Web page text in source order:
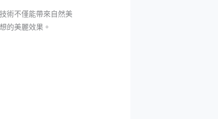
術不僅能帶來自然美
的美麗效果。